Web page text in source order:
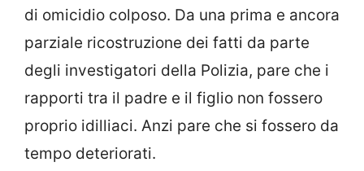
di omicidio colposo. Da una prima e ancora
parziale ricostruzione dei fatti da parte
degli investigatori della Polizia, pare che i
rapporti tra il padre e il figlio non fossero
proprio idilliaci. Anzi pare che si fossero da
tempo deteriorati.